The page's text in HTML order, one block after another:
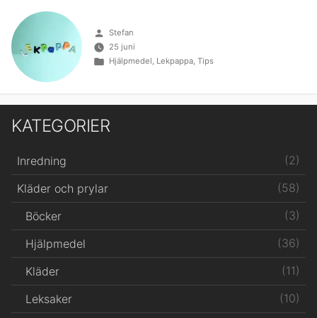
Publicerat
av
Stefan
25 juni
Publicerat
Hjälpmedel, Lekpappa, Tips
KATEGORIER
Inredning
(2)
Kläder och prylar
(58)
Böcker
(3)
Hjälpmedel
(36)
Kläder
(11)
Leksaker
(10)